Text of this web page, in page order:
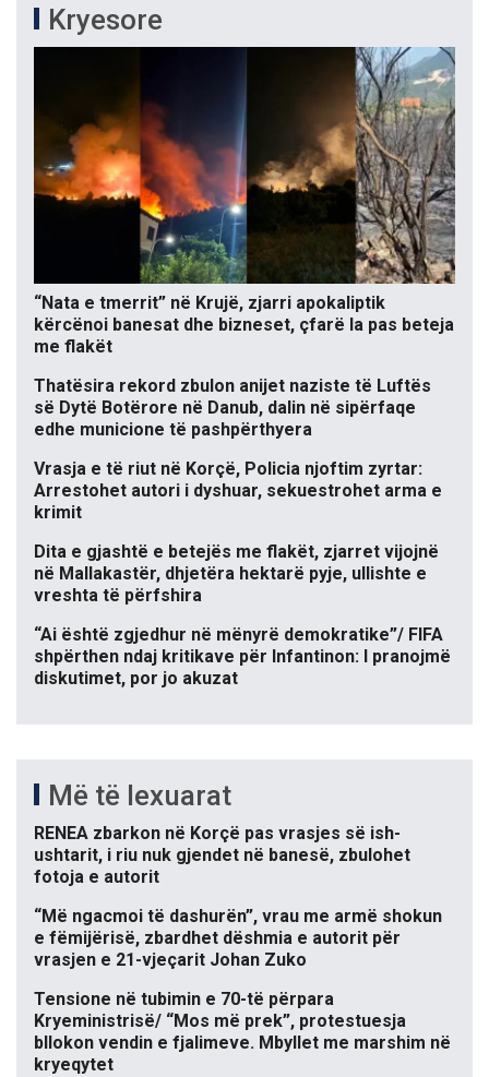
Kryesore
“Nata e tmerrit” në Krujë, zjarri apokaliptik
kërcënoi banesat dhe bizneset, çfarë la pas beteja
me flakët
Thatësira rekord zbulon anijet naziste të Luftës
së Dytë Botërore në Danub, dalin në sipërfaqe
edhe municione të pashpërthyera
Vrasja e të riut në Korçë, Policia njoftim zyrtar:
Arrestohet autori i dyshuar, sekuestrohet arma e
krimit
Dita e gjashtë e betejës me flakët, zjarret vijojnë
në Mallakastër, dhjetëra hektarë pyje, ullishte e
vreshta të përfshira
“Ai është zgjedhur në mënyrë demokratike”/ FIFA
shpërthen ndaj kritikave për Infantinon: I pranojmë
diskutimet, por jo akuzat
Më të lexuarat
RENEA zbarkon në Korçë pas vrasjes së ish-
ushtarit, i riu nuk gjendet në banesë, zbulohet
fotoja e autorit
“Më ngacmoi të dashurën”, vrau me armë shokun
e fëmijërisë, zbardhet dëshmia e autorit për
vrasjen e 21-vjeçarit Johan Zuko
Tensione në tubimin e 70-të përpara
Kryeministrisë/ “Mos më prek”, protestuesja
bllokon vendin e fjalimeve. Mbyllet me marshim në
kryeqytet